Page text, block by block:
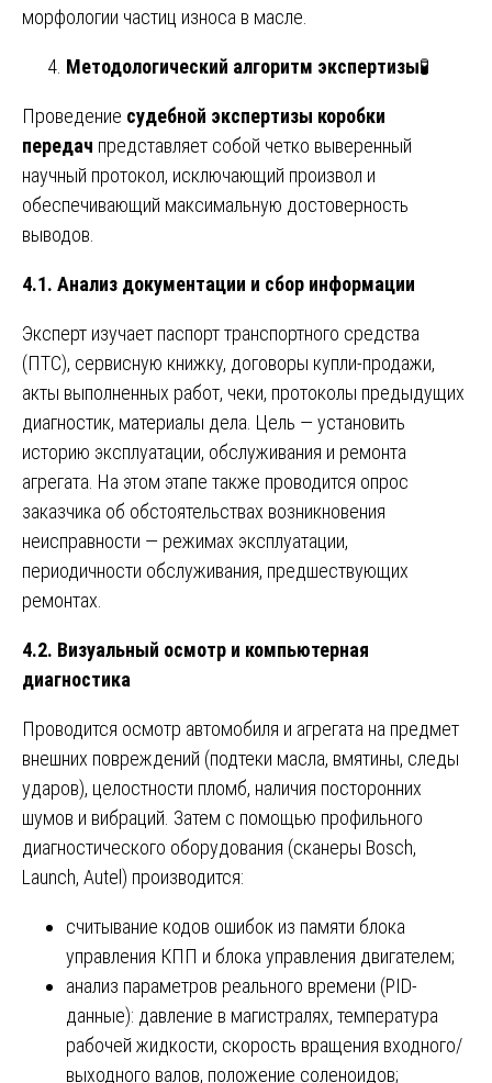
морфологии частиц износа в масле.
Методологический алгоритм экспертизы🧪
Проведение судебной экспертизы коробки
передач представляет собой четко выверенный
научный протокол, исключающий произвол и
обеспечивающий максимальную достоверность
выводов.
4.1. Анализ документации и сбор информации
Эксперт изучает паспорт транспортного средства
(ПТС), сервисную книжку, договоры купли-продажи,
акты выполненных работ, чеки, протоколы предыдущих
диагностик, материалы дела. Цель — установить
историю эксплуатации, обслуживания и ремонта
агрегата. На этом этапе также проводится опрос
заказчика об обстоятельствах возникновения
неисправности — режимах эксплуатации,
периодичности обслуживания, предшествующих
ремонтах.
4.2. Визуальный осмотр и компьютерная
диагностика
Проводится осмотр автомобиля и агрегата на предмет
внешних повреждений (подтеки масла, вмятины, следы
ударов), целостности пломб, наличия посторонних
шумов и вибраций. Затем с помощью профильного
диагностического оборудования (сканеры Bosch,
Launch, Autel) производится:
считывание кодов ошибок из памяти блока
управления КПП и блока управления двигателем;
анализ параметров реального времени (PID-
данные): давление в магистралях, температура
рабочей жидкости, скорость вращения входного/
выходного валов, положение соленоидов;